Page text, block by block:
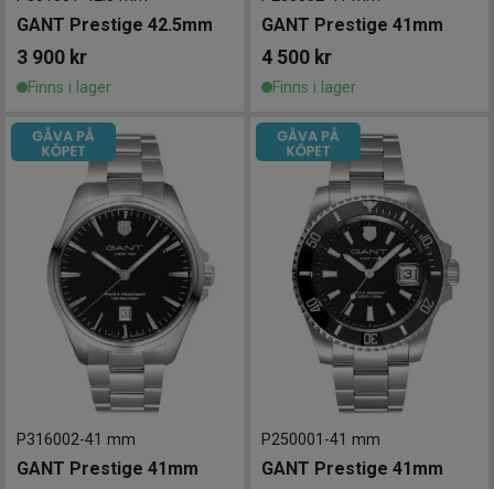
GANT Prestige 42.5mm
3 900 kr
Finns i lager
GANT Prestige 41mm
4 500 kr
Finns i lager
P316002-41 mm
GANT Prestige 41mm
P250001 -41 mm
GANT Prestige 41mm